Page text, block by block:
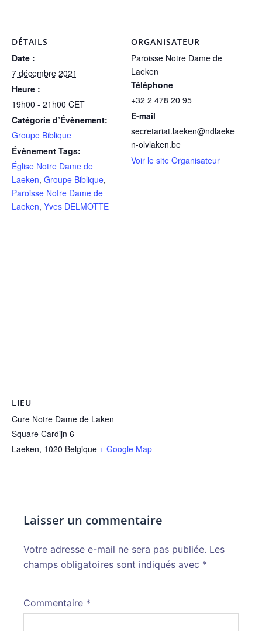
DÉTAILS
Date :
7 décembre 2021
Heure :
19h00 - 21h00 CET
Catégorie d’Évènement:
Groupe Biblique
Évènement Tags:
Église Notre Dame de
Laeken, Groupe Biblique,
Paroisse Notre Dame de
Laeken, Yves DELMOTTE
ORGANISATEUR
Paroisse Notre Dame de
Laeken
Téléphone
+32 2 478 20 95
E-mail
secretariat.laeken@ndlaeke
n-olvlaken.be
Voir le site Organisateur
LIEU
Cure Notre Dame de Laken
Square Cardijn 6
Laeken, 1020 Belgique + Google Map
Laisser un commentaire
Votre adresse e-mail ne sera pas publiée. Les
champs obligatoires sont indiqués avec *
Commentaire *
Alternative: